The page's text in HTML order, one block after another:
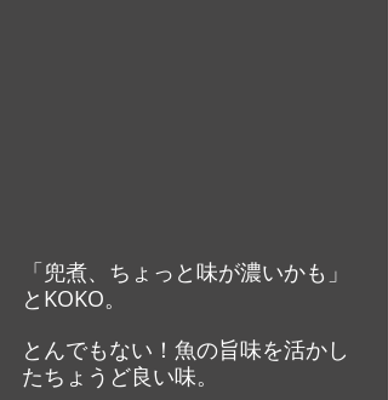
「兜煮、ちょっと味が濃いかも」
とKOKO。
とんでもない！魚の旨味を活かし
たちょうど良い味。